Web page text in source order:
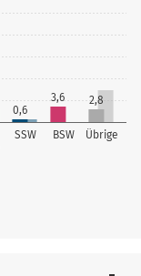
SSW BSW Übrige
0,6
3,6 2,8